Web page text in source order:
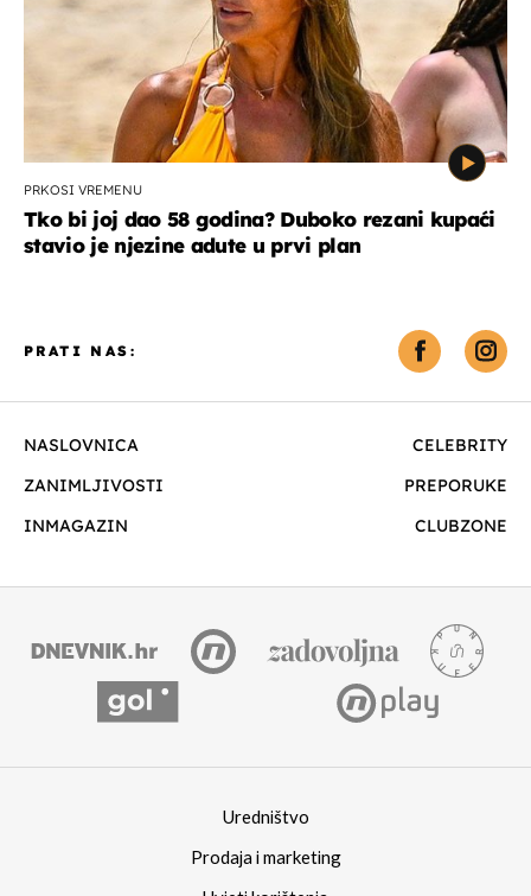
PRKOSI VREMENU
Tko bi joj dao 58 godina? Duboko rezani kupaći
stavio je njezine adute u prvi plan
NASLOVNICA
CELEBRITY
ZANIMLJIVOSTI
PREPORUKE
INMAGAZIN
CLUBZONE
PRATI NAS:
Uredništvo
Prodaja i marketing